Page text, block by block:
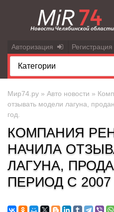
Авторизация Регистрация
Мир74.ру » Авто новости »
отзывать модели лагуна,
год.
КОМПАНИЯ
НАЧИЛА
ЛАГУНА,
ПЕРИОД С 2007